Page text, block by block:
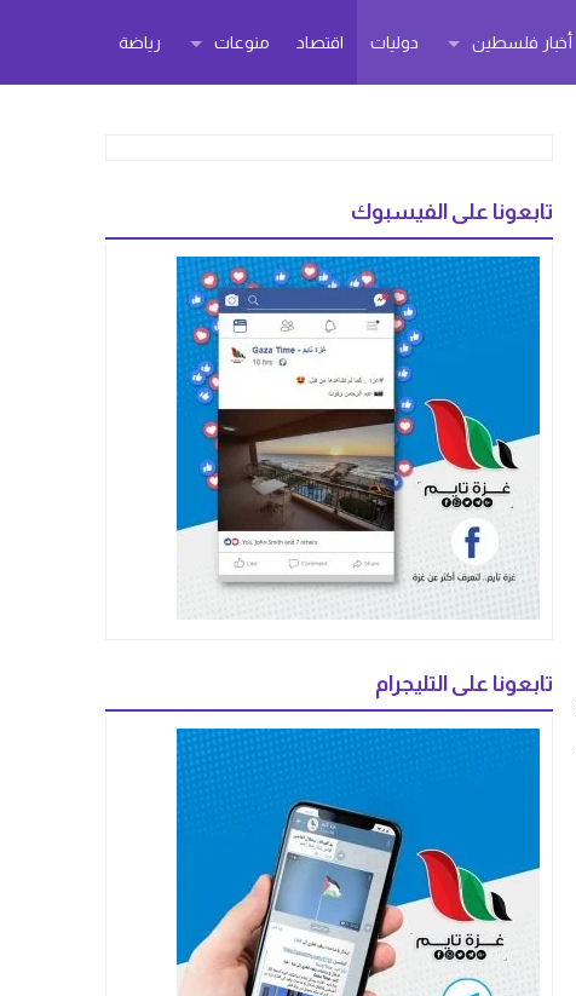
أخبار فلسطين دوليات اقتصاد منوعات رياضة
تابعونا على الفيسبوك
تابعونا على التليجرام